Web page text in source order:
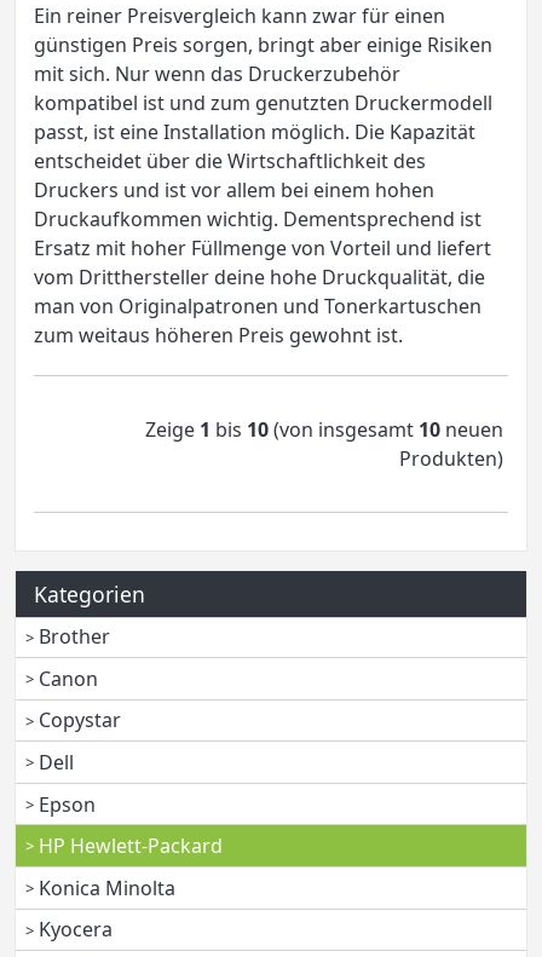
Ein reiner Preisvergleich kann zwar für einen
günstigen Preis sorgen, bringt aber einige Risiken
mit sich. Nur wenn das Druckerzubehör
kompatibel ist und zum genutzten Druckermodell
passt, ist eine Installation möglich. Die Kapazität
entscheidet über die Wirtschaftlichkeit des
Druckers und ist vor allem bei einem hohen
Druckaufkommen wichtig. Dementsprechend ist
Ersatz mit hoher Füllmenge von Vorteil und liefert
vom Dritthersteller deine hohe Druckqualität, die
man von Originalpatronen und Tonerkartuschen
zum weitaus höheren Preis gewohnt ist.
Zeige 1 bis 10(von insgesamt 10 neuen
Produkten)
Kategorien
Brother
Canon
Copystar
Dell
Epson
HP Hewlett-Packard
Konica Minolta
Kyocera